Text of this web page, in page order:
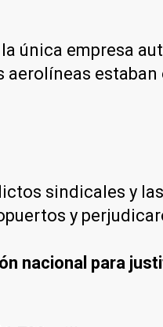
única empresa
aerolíneas
sindicales y
y
nacional para